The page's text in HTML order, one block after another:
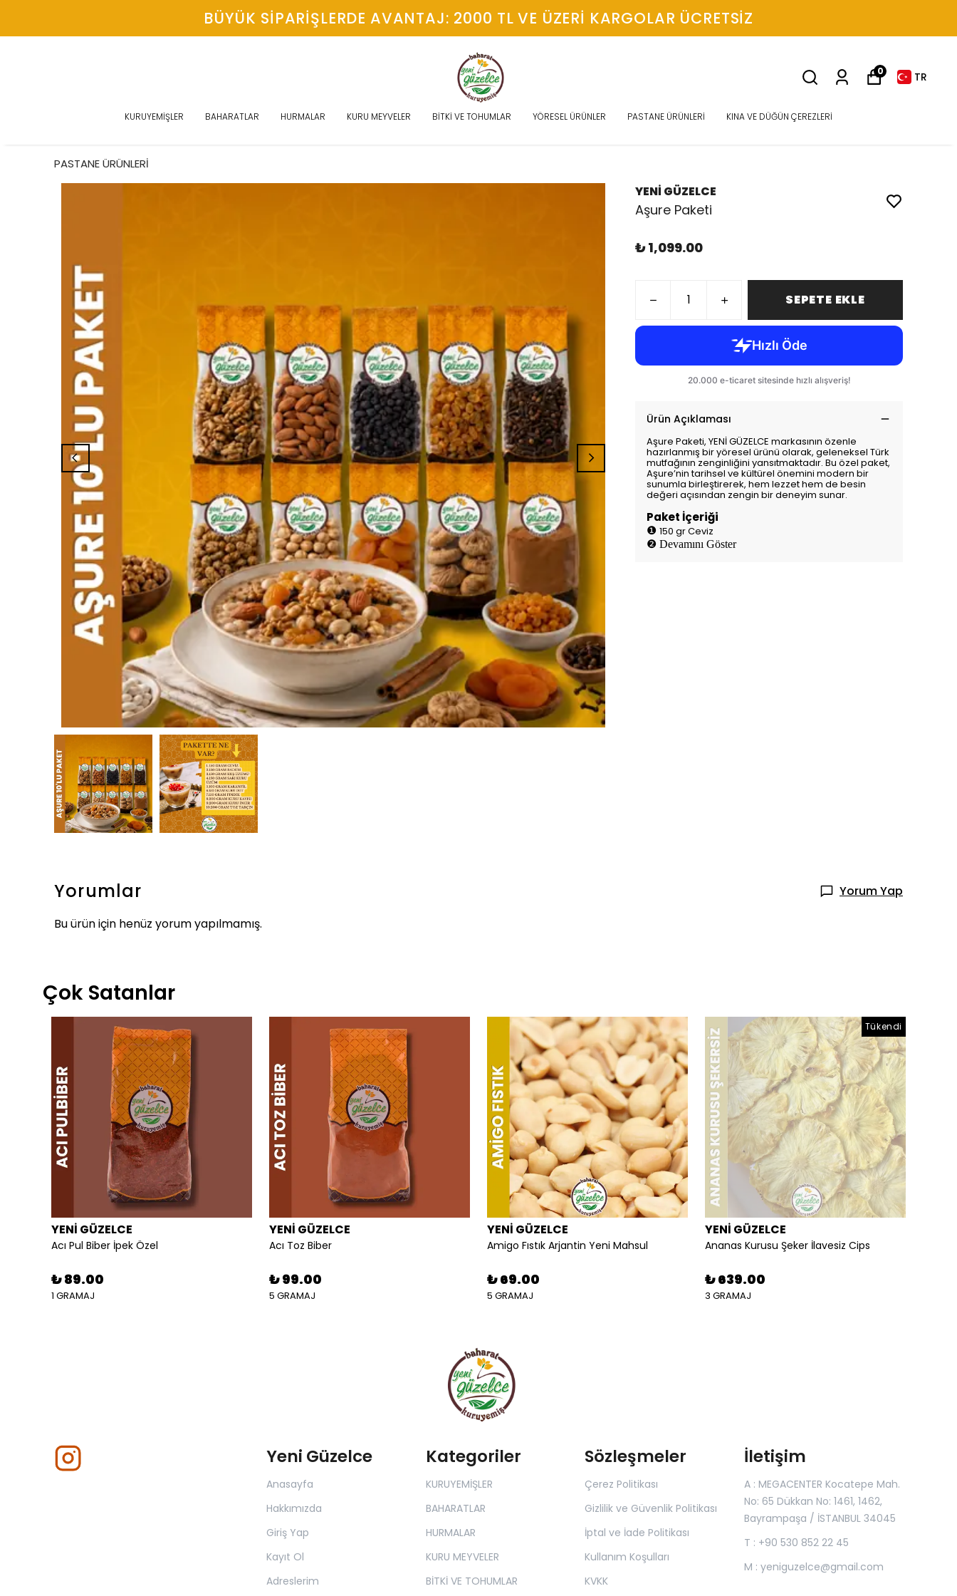
BÜYÜK SIPARIŞLERDE AVANTAJ: 2000 TL VE ÜZERI KARGOLAR ÜCRETSIZ
KURUYEMİŞLER BAHARATLAR HURMALAR KURU MEYVELER BİTKİ VE TOHUMLAR YÖRESEL ÜRÜNLER PASTANE ÜRÜNLERİ KINA VE DÜĞÜN ÇEREZLERİ
0 TR
PASTANE ÜRÜNLERİ
YENİ GÜZELCE
Aşure Paketi
₺ 1,099.00
SEPETE EKLE
Ürün Açıklaması
Aşure Paketi, YENİ GÜZELCE markasının özenle
hazırlanmış bir yöresel ürünü olarak, geleneksel Türk
mutfağının zenginliğini yansıtmaktadır. Bu özel paket,
Aşure’nin tarihsel ve kültürel önemini modern bir
sunumla birleştirerek, hem lezzet hem de besin
değeri açısından zengin bir deneyim sunar.
Paket İçeriği
❶ 150 gr Ceviz
❷ Devamını Göster
Yorumlar
Yorum Yap
Bu ürün için henüz yorum yapılmamış.
Çok Satanlar
YENİ GÜZELCE
Acı Pul Biber İpek Özel
₺ 89.00
1 GRAMAJ
YENİ GÜZELCE
Acı Toz Biber
₺ 99.00
5 GRAMAJ
YENİ GÜZELCE
Amigo Fıstık Arjantin Yeni Mahsul
₺ 69.00
5 GRAMAJ
Tükendi
YENİ GÜZELCE
Ananas Kurusu Şeker İlavesiz Cips
₺ 639.00
3 GRAMAJ
Yeni Güzelce
Anasayfa
Hakkımızda
Giriş Yap
Kayıt Ol
Adreslerim
Kategoriler
KURUYEMİŞLER
BAHARATLAR
HURMALAR
KURU MEYVELER
BİTKİ VE TOHUMLAR
Sözleşmeler
Çerez Politikası
Gizlilik ve Güvenlik Politikası
İptal ve İade Politikası
Kullanım Koşulları
KVKK
İletişim
A : MEGACENTER Kocatepe Mah.
No: 65 Dükkan No: 1461, 1462,
Bayrampaşa / İSTANBUL 34045
T : +90 530 852 22 45
M : yeniguzelce@gmail.com